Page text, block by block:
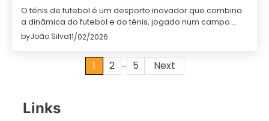
O ténis de futebol é um desporto inovador que combina
a dinâmica do futebol e do ténis, jogado num campo…
byJoão Silva11/02/2026
1 2 … 5 Next
Links